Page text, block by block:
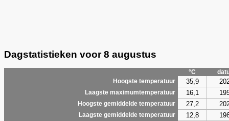
Dagstatistieken voor 8 augustus
°C
Hoogste temperatuur
35,9
Laagste maximumtemperatuur 16,1
Hoogste gemiddelde temperatuur 27,2
Laagste gemiddelde temperatuur 12,8